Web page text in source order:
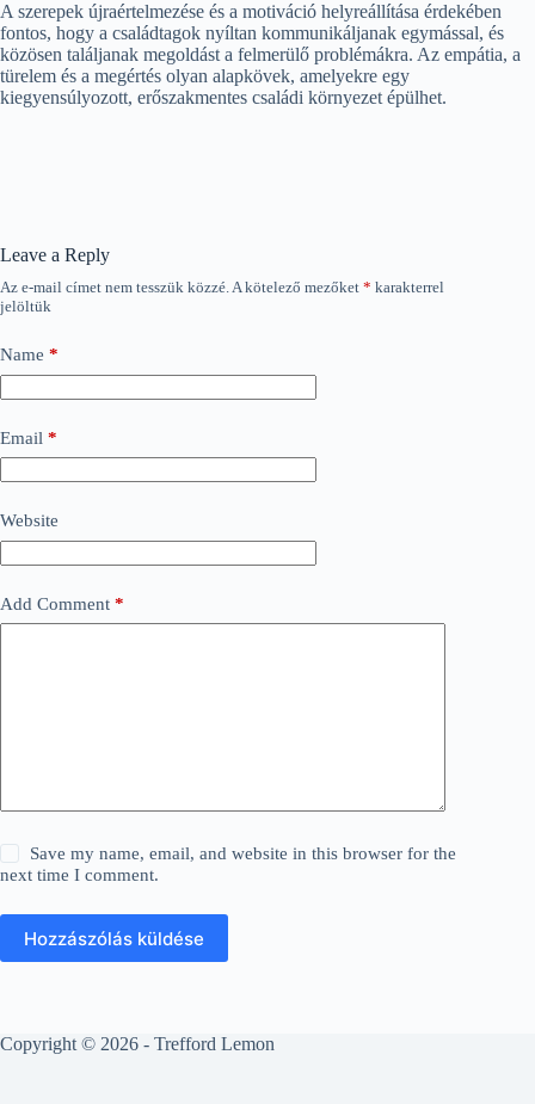
A szerepek újraértelmezése és a motiváció helyreállítása érdekében
fontos, hogy a családtagok nyíltan kommunikáljanak egymással, és
közösen találjanak megoldást a felmerülő problémákra. Az empátia, a
türelem és a megértés olyan alapkövek, amelyekre egy
kiegyensúlyozott, erőszakmentes családi környezet épülhet.
Leave a Reply
Az e-mail címet nem tesszük közzé.A kötelező mezőket * karakterrel
jelöltük
Name *
Email *
Website
Add Comment *
Save my name, email, and website in this browser for the
next time I comment.
Hozzászólás küldése
Copyright © 2026 - Trefford Lemon